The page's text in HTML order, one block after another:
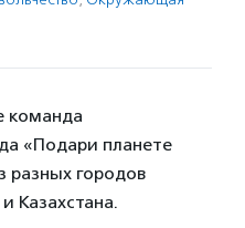
команда
«Подари планете
разных городов
Казахстана.